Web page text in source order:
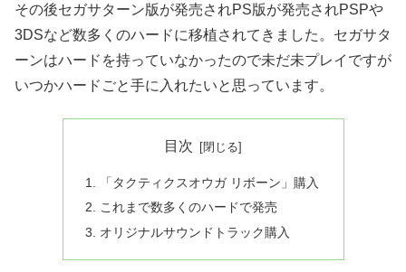
その後セガサターン版が発売されPS版が発売されPSPや
3DSなど数多くのハードに移植されてきました。セガサタ
ーンはハードを持っていなかったので未だ未プレイですが
いつかハードごと手に入れたいと思っています。
目次
「タクティクスオウガ リボーン」購入
これまで数多くのハードで発売
オリジナルサウンドトラック購入